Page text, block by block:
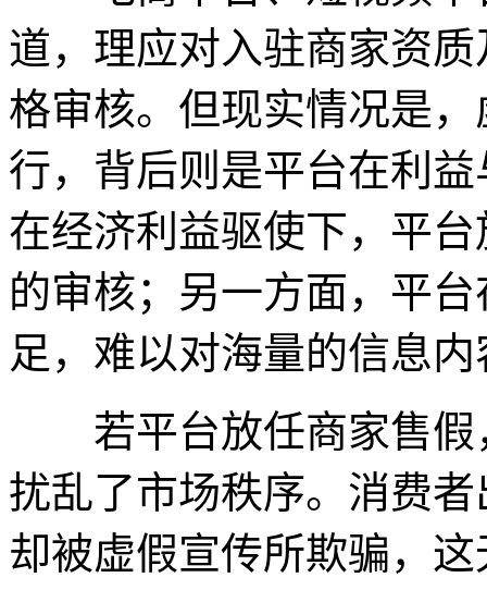
道，理应对入驻商家资
格审核。但现实情况是
行，背后则是平台在利
在经济利益驱使下，平
的审核；另一方面，平
足，难以对海量的信息
若平台放任商家售假
扰乱了市场秩序。消费
却被虚假宣传所欺骗，